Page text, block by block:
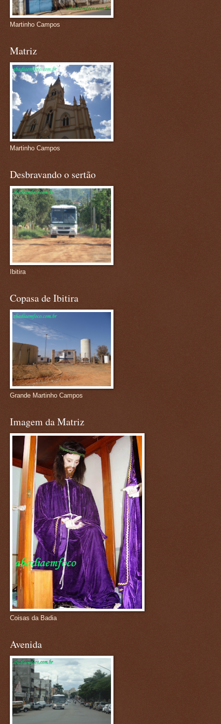
Martinho Campos
Matriz
Martinho Campos
Desbravando o sertão
Ibitira
Copasa de Ibitira
Grande Martinho Campos
Imagem da Matriz
Coisas da Badia
Avenida